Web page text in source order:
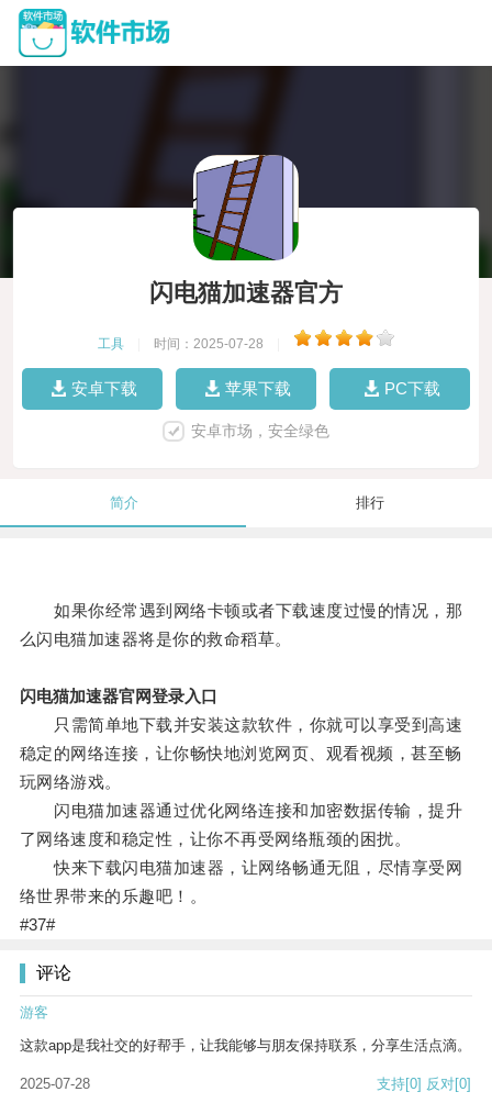
闪电猫加速器官方
工具 时间：2025-07-28
安卓下载 苹果下载 PC下载
安卓市场，安全绿色
简介 排行
如果你经常遇到网络卡顿或者下载速度过慢的情况，那
么闪电猫加速器将是你的救命稻草。
闪电猫加速器官网登录入口
只需简单地下载并安装这款软件，你就可以享受到高速
稳定的网络连接，让你畅快地浏览网页、观看视频，甚至畅
玩网络游戏。
闪电猫加速器通过优化网络连接和加密数据传输，提升
了网络速度和稳定性，让你不再受网络瓶颈的困扰。
快来下载闪电猫加速器，让网络畅通无阻，尽情享受网
络世界带来的乐趣吧！。
#37#
评论
游客
这款app是我社交的好帮手，让我能够与朋友保持联系，分享生活点滴。
2025-07-28 支持[0] 反对[0]